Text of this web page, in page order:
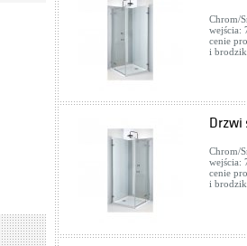
Chrom/
wejścia:
cenie
i
Drzwi
Chrom/
wejścia:
cenie
i